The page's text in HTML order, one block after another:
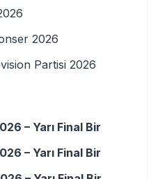
2026
Partisi 2026
– Yarı Final Bir
– Yarı Final Bir